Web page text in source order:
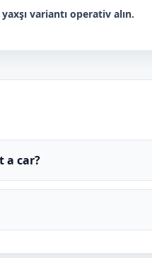
variantı operativ alın.
a car?